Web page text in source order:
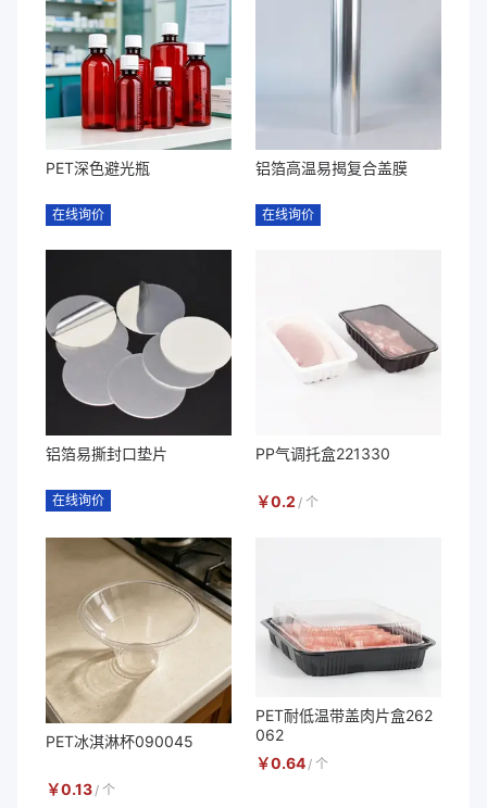
PET深色避光瓶
在线询价
铝箔高温易揭复合盖膜
在线询价
铝箔易撕封口垫片
在线询价
PP气调托盒221330
￥0.2 / 个
PET冰淇淋杯090045
￥0.13/ 个
PET耐低温带盖肉片盒262
062
￥0.64 / 个